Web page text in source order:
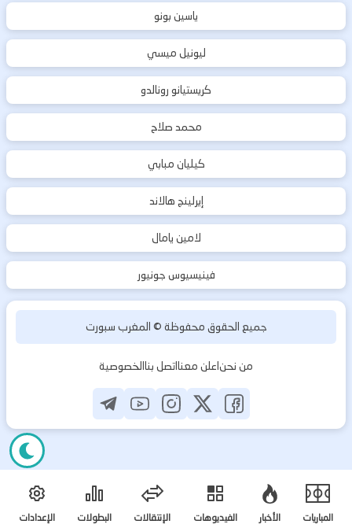
ياسين بونو
ليونيل ميسي
كريستيانو رونالدو
محمد صلاح
كيليان مبابي
إيرلينج هالاند
لامين يامال
فينيسيوس جونيور
جميع الحقوق محفوظة ©المغرب سبورت
من نحناعلن معنااتصل بناالخصوصية
المباريات الأخبار الفيديوهات الإنتقالات البطولات الإعدادات